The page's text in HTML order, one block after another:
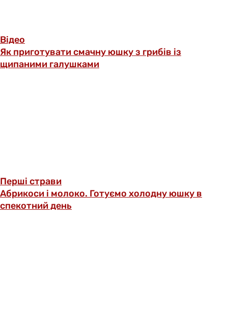
Відео
Як приготувати смачну юшку з грибів із
щипаними галушками
Перші страви
Абрикоси і молоко. Готуємо холодну юшку в
спекотний день